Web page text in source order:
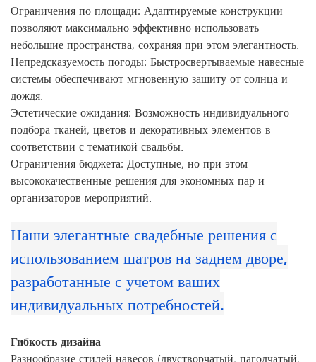
Ограничения по площади: Адаптируемые конструкции
позволяют максимально эффективно использовать
небольшие пространства, сохраняя при этом элегантность.
Непредсказуемость погоды: Быстросвертываемые навесные
системы обеспечивают мгновенную защиту от солнца и
дождя.
Эстетические ожидания: Возможность индивидуального
подбора тканей, цветов и декоративных элементов в
соответствии с тематикой свадьбы.
Ограничения бюджета: Доступные, но при этом
высококачественные решения для экономных пар и
организаторов мероприятий.
Наши элегантные свадебные решения с
использованием шатров на заднем дворе,
разработанные с учетом ваших
индивидуальных потребностей.
Гибкость дизайна
Разнообразие стилей навесов (двустворчатый, пагодчатый,